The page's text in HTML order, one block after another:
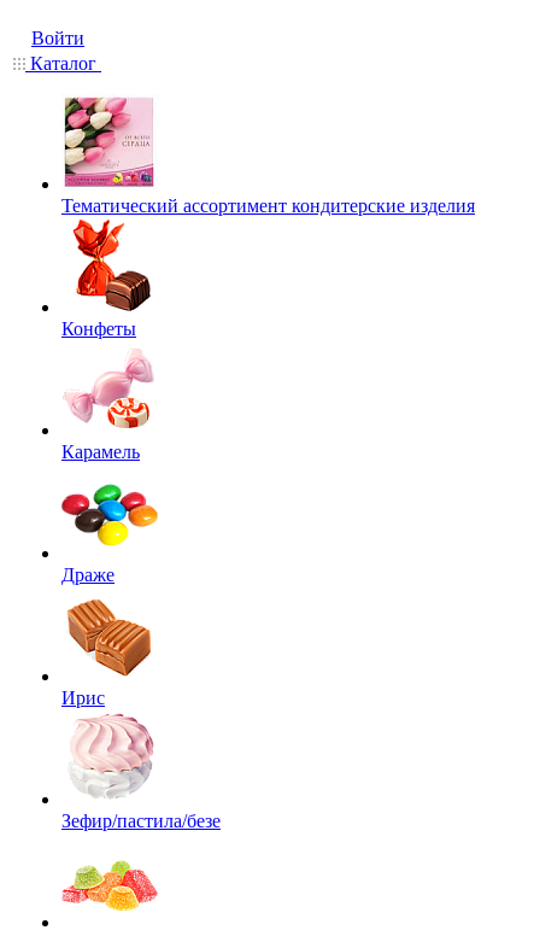
Войти
Каталог
Тематический ассортимент кондитерские изделия
Конфеты
Карамель
Драже
Ирис
Зефир/пастила/безе